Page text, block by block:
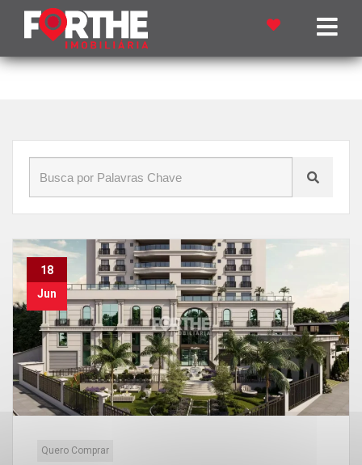
Início»Blog » Catherine
18
Jun
Quero Comprar